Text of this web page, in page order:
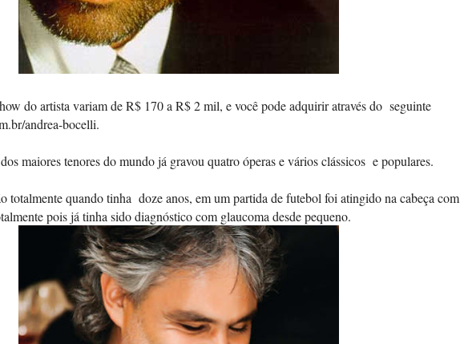
do artista variam de R$ 170 a R$ 2 mil, e você pode adquirir através do seguinte
andrea-bocelli.
maiores tenores do mundo já gravou quatro óperas e vários clássicos e populares.
totalmente quando tinha doze anos, em um partida de futebol foi atingido na cabeça com
pois já tinha sido diagnóstico com glaucoma desde pequeno.